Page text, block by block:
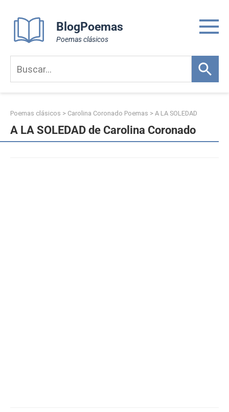
content
BlogPoemas
Poemas clásicos
Poemas clásicos > Carolina Coronado Poemas > A LA SOLEDAD
A LA SOLEDAD de Carolina Coronado